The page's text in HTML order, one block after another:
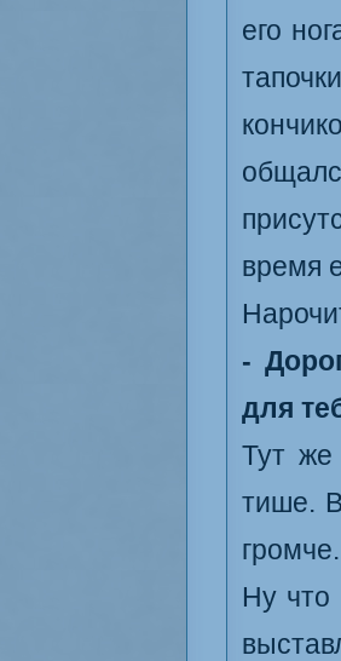
его
время
-
для
Тут же
тише.
громче.
Ну что